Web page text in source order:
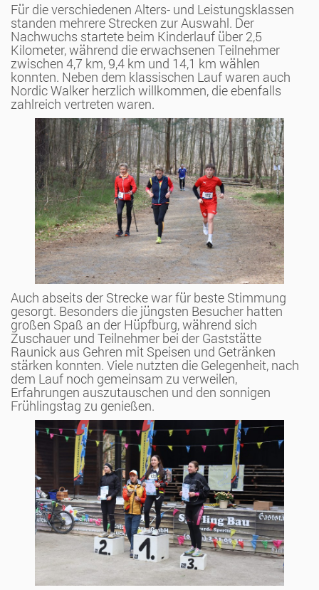
Für die verschiedenen Alters- und Leistungsklassen
standen mehrere Strecken zur Auswahl. Der
Nachwuchs startete beim Kinderlauf über 2,5
Kilometer, während die erwachsenen Teilnehmer
zwischen 4,7 km, 9,4 km und 14,1 km wählen
konnten. Neben dem klassischen Lauf waren auch
Nordic Walker herzlich willkommen, die ebenfalls
zahlreich vertreten waren.
Auch abseits der Strecke war für beste Stimmung
gesorgt. Besonders die jüngsten Besucher hatten
großen Spaß an der Hüpfburg, während sich
Zuschauer und Teilnehmer bei der Gaststätte
Raunick aus Gehren mit Speisen und Getränken
stärken konnten. Viele nutzten die Gelegenheit, nach
dem Lauf noch gemeinsam zu verweilen,
Erfahrungen auszutauschen und den sonnigen
Frühlingstag zu genießen.